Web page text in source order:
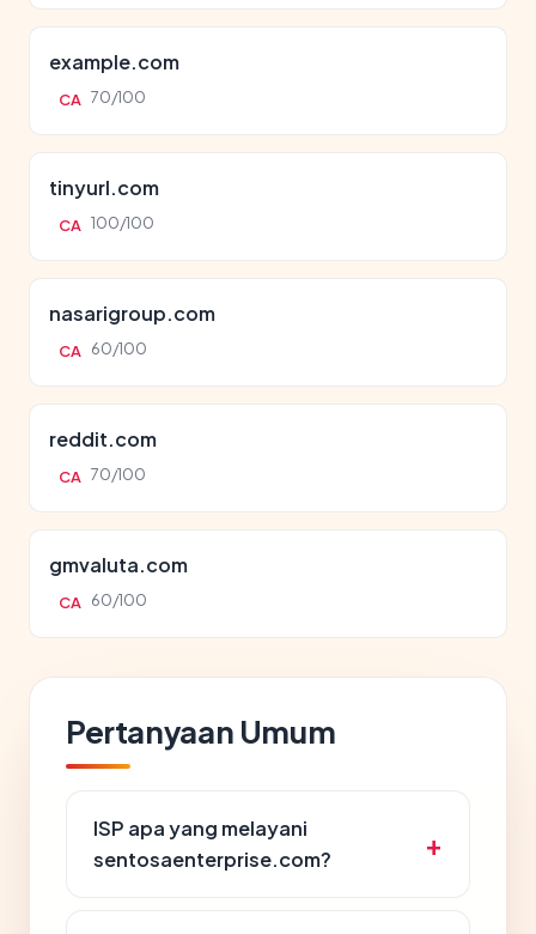
example.com
CA 70/100
tinyurl.com
CA 100/100
nasarigroup.com
CA 60/100
reddit.com
CA 70/100
gmvaluta.com
CA 60/100
Pertanyaan Umum
ISP apa yang melayani
sentosaenterprise.com?